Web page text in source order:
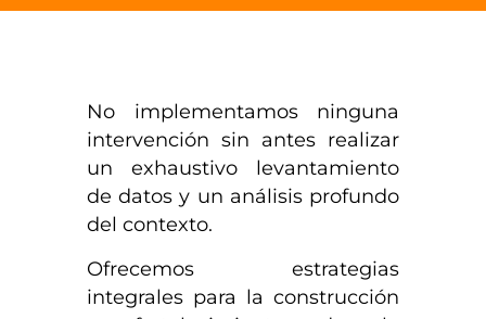
No implementamos ninguna
intervención sin antes realizar
un exhaustivo levantamiento
de datos y un análisis profundo
del contexto.
Ofrecemos estrategias
integrales para la construcción